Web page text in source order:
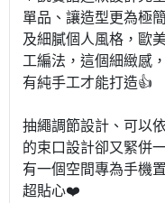
單品、讓造型更為極
及細膩個人風格，歐
工編法，這個細緻感
有純手工才能打造👍
抽繩調節設計、可以
的束口設計卻又緊併
有一個空間專為手機
超貼心❤️